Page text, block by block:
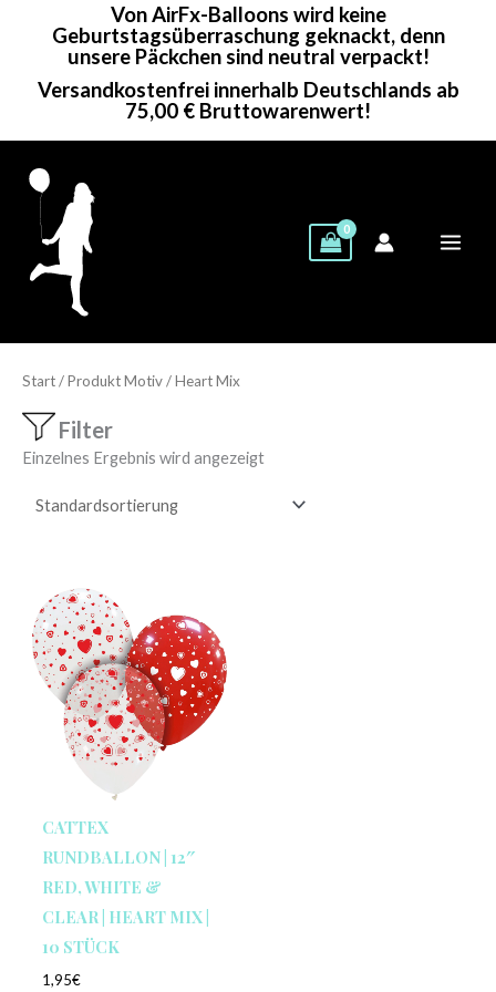
Von AirFx-Balloons wird keine
Geburtstagsüberraschung geknackt, denn
unsere Päckchen sind neutral verpackt!
Versandkostenfrei innerhalb Deutschlands ab
75,00 € Bruttowarenwert!
Start/ Produkt Motiv / Heart Mix
Filter
Einzelnes Ergebnis wird angezeigt
CATTEX
RUNDBALLON | 12″
RED, WHITE &
CLEAR | HEART MIX |
10 STÜCK
1,95€